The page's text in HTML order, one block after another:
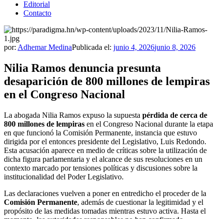
Editorial
Contacto
por: Adhemar MedinaPublicada el: junio 4, 2026junio 8, 2026
Nilia Ramos denuncia presunta
desaparición de 800 millones de lempiras
en el Congreso Nacional
La abogada Nilia Ramos expuso la supuesta pérdida de cerca de
800 millones de lempiras en el Congreso Nacional durante la etapa
en que funcionó la Comisión Permanente, instancia que estuvo
dirigida por el entonces presidente del Legislativo, Luis Redondo.
Esta acusación aparece en medio de críticas sobre la utilización de
dicha figura parlamentaria y el alcance de sus resoluciones en un
contexto marcado por tensiones políticas y discusiones sobre la
institucionalidad del Poder Legislativo.
Las declaraciones vuelven a poner en entredicho el proceder de la
Comisión Permanente, además de cuestionar la legitimidad y el
propósito de las medidas tomadas mientras estuvo activa. Hasta el